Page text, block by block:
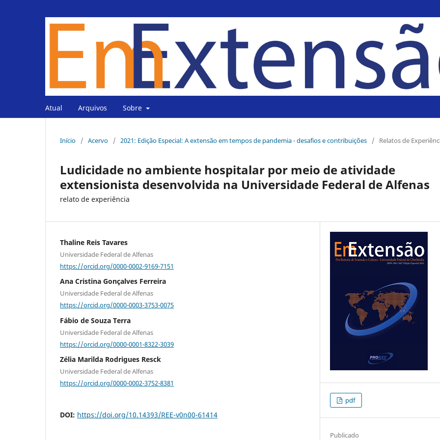
Atual Arquivos Sobre
Início / Acervo / 2021: Edição Especial: A extensão em tempos de pandemia - desafios e contribuições / Relatos de
Ludicidade no ambiente hospitalar por meio de atividade
extensionista desenvolvida na Universidade Federal de Alfenas
relato de experiência
Thaline Reis Tavares
Universidade Federal de Alfenas
https://orcid.org/0000-0002-9169-7151
Ana Cristina Gonçalves Ferreira
Universidade Federal de Alfenas
https://orcid.org/0000-0003-3753-0075
Fábio de Souza Terra
Universidade Federal de Alfenas
https://orcid.org/0000-0001-8322-3039
Zélia Marilda Rodrigues Resck
Universidade Federal de Alfenas
https://orcid.org/0000-0002-3752-8381
DOI: https://doi.org/10.14393/REE-v0n00-61414
pdf
Publicado